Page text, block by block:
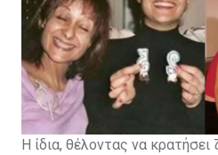
Η ίδια, θέλοντας να